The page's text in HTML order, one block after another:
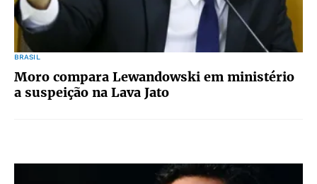
BRASIL
Moro compara Lewandowski em ministério
a suspeição na Lava Jato